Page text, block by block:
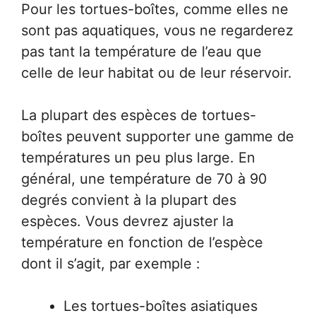
Pour les tortues-boîtes, comme elles ne
sont pas aquatiques, vous ne regarderez
pas tant la température de l’eau que
celle de leur habitat ou de leur réservoir.
La plupart des espèces de tortues-
boîtes peuvent supporter une gamme de
températures un peu plus large. En
général, une température de 70 à 90
degrés convient à la plupart des
espèces. Vous devrez ajuster la
température en fonction de l’espèce
dont il s’agit, par exemple :
Les tortues-boîtes asiatiques